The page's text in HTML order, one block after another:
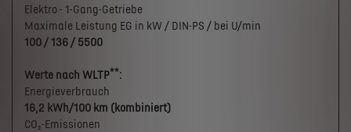
Elektro - 1-Gang-Getriebe
Maximale Leistung EG in kW / DIN-PS / bei U/min
100 / 136 / 5500
Werte nach WLTP**:
Energieverbrauch
16,2 kWh/100 km (kombiniert)
CO₂-Emissionen